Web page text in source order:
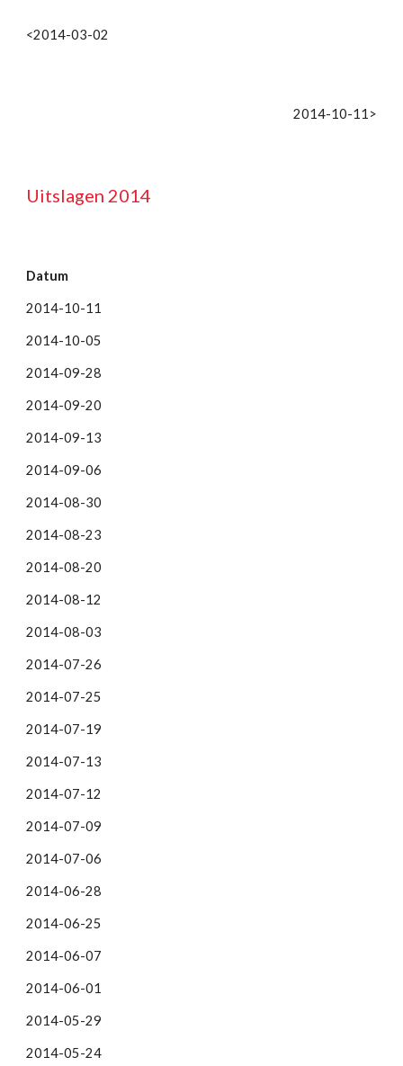
<2014-03-02
2014-10-11>
Uitslagen 2014
Datum
2014-10-11
2014-10-05
2014-09-28
2014-09-20
2014-09-13
2014-09-06
2014-08-30
2014-08-23
2014-08-20
2014-08-12
2014-08-03
2014-07-26
2014-07-25
2014-07-19
2014-07-13
2014-07-12
2014-07-09
2014-07-06
2014-06-28
2014-06-25
2014-06-07
2014-06-01
2014-05-29
2014-05-24